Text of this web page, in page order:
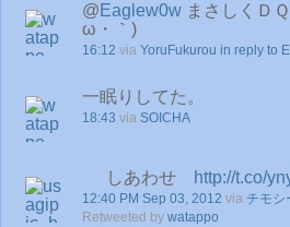
@ Eaglew0w まさしくＤ
ω・｀)
16:12 via YoruFukurou in reply to
一眠りしてた。
18:43 via SOICHA
しあわせ http://t.co/
12:40 PM Sep 03, 2012 via チモシ
Retweeted by watappo